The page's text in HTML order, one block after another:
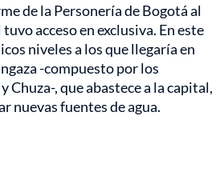
de la Personería de Bogotá al
acceso en exclusiva. En este
niveles a los que llegaría en
-compuesto por los
Chuza-, que abastece a la capital,
nuevas fuentes de agua.